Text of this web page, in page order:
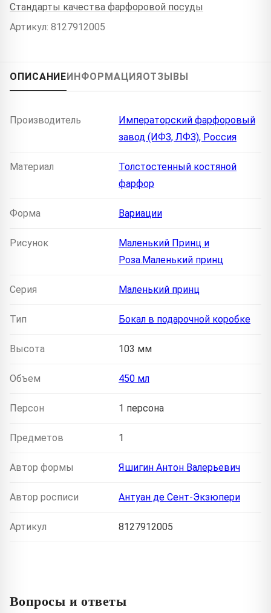
Стандарты качества фарфоровой посуды
Артикул: 8127912005
ОПИСАНИЕИНФОРМАЦИЯОТЗЫВЫ
Производитель
Императорский фарфоровый
завод (ИФЗ, ЛФЗ), Россия
Материал
Толстостенный костяной
фарфор
Форма Вариации
Рисунок
Маленький Принц и
Роза.Маленький принц
Серия Маленький принц
Тип Бокал в подарочной коробке
Высота 103 мм
Объем 450 мл
Персон 1 персона
Предметов 1
Автор формы Яшигин Антон Валерьевич
Автор росписи Антуан де Сент-Экзюпери
Артикул 8127912005
Вопросы и ответы